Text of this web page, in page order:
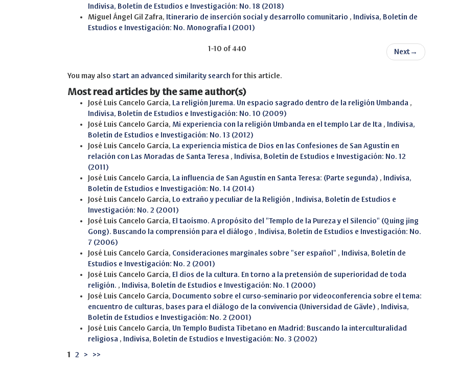
Indivisa, Boletín de Estudios e Investigación: No. 18 (2018)
Miguel Ángel Gil Zafra, Itinerario de inserción social y desarrollo comunitario , Indivisa, Boletín de
Estudios e Investigación: No. Monografía I (2001)
1-10 of 440 Next →
You may also start an advanced similarity search for this article.
Most read articles by the same author(s)
José Luis Cancelo García, La religión Jurema. Un espacio sagrado dentro de la religión Umbanda ,
Indivisa, Boletín de Estudios e Investigación: No. 10 (2009)
José Luis Cancelo García, Mi experiencia con la religión Umbanda en el templo Lar de Ita , Indivisa,
Boletín de Estudios e Investigación: No. 13 (2012)
José Luis Cancelo García, La experiencia mística de Dios en las Confesiones de San Agustín en
relación con Las Moradas de Santa Teresa , Indivisa, Boletín de Estudios e Investigación: No. 12
(2011)
José Luis Cancelo García, La influencia de San Agustín en Santa Teresa: (Parte segunda) , Indivisa,
Boletín de Estudios e Investigación: No. 14 (2014)
José Luis Cancelo García, Lo extraño y peculiar de la Religión , Indivisa, Boletín de Estudios e
Investigación: No. 2 (2001)
José Luis Cancelo García, El taoísmo. A propósito del "Templo de la Pureza y el Silencio" (Quing jing
Gong). Buscando la comprensión para el diálogo , Indivisa, Boletín de Estudios e Investigación: No.
7 (2006)
José Luis Cancelo García, Consideraciones marginales sobre "ser español" , Indivisa, Boletín de
Estudios e Investigación: No. 2 (2001)
José Luis Cancelo García, El dios de la cultura. En torno a la pretensión de superioridad de toda
religión. , Indivisa, Boletín de Estudios e Investigación: No. 1 (2000)
José Luis Cancelo García, Documento sobre el curso-seminario por videoconferencia sobre el tema:
encuentro de culturas, bases para el diálogo de la convivencia (Universidad de Gävle) , Indivisa,
Boletín de Estudios e Investigación: No. 2 (2001)
José Luis Cancelo García, Un Templo Budista Tibetano en Madrid: Buscando la interculturalidad
religiosa , Indivisa, Boletín de Estudios e Investigación: No. 3 (2002)
1 2 > >>